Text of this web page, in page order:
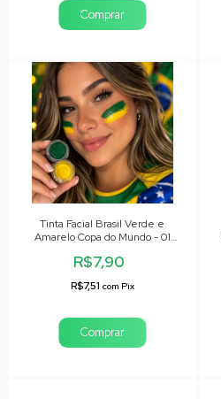
Comprar
Tinta Facial Brasil Verde e
Amarelo Copa do Mundo - 01
R$7,90
R$7,51 com Pix